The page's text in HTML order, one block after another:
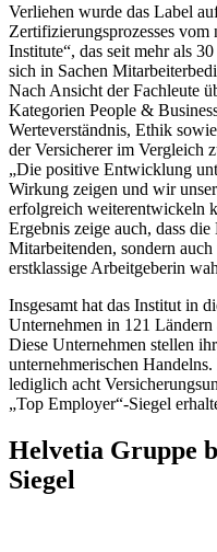
Verliehen wurde das Label
Zertifizierungsprozesses
Institute“, das seit mehr als
sich in Sachen
Nach Ansicht der Fachleute
Kategorien People &
Werteverständnis, Ethik
der Versicherer im Vergleich
„Die positive Entwicklung
Wirkung zeigen und wir
erfolgreich weiterentwickeln
Ergebnis zeige auch, dass
Mitarbeitenden, sondern
erstklassige Arbeitgeberin
Insgesamt hat das Institut in
Unternehmen in 121
Diese Unternehmen stellen
unternehmerischen
lediglich acht
„Top Employer“-Siegel
Helvetia Gruppe
Siegel